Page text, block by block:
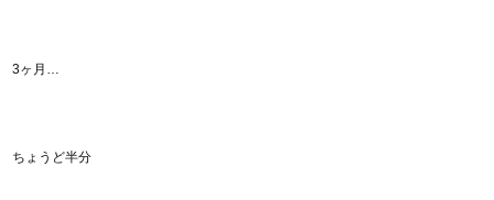
3ヶ月…
ちょうど半分